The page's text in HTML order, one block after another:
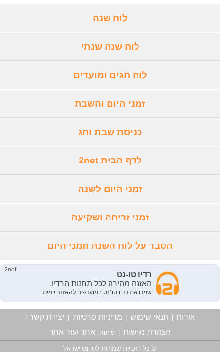
לוח שנה
לוח שנה שנתי
לוח חגים ומועדים
זמני היום והשבת
כניסת שבת וחג
לדף הבית 2net
זמני היום לשנה
זמני זריחה ושקיעה
הסבר על לוח השנה וזמני היום
אודות תנאי שימוש מדיניות פרטיות יצירת קשר
הצהרת נגישות פיתוח: אחד ועוד אחד
© כל הזכויות שמורות לטו נט ישראל